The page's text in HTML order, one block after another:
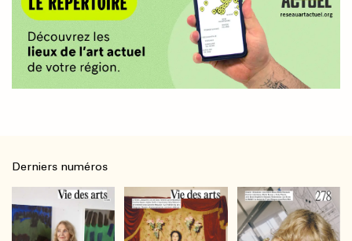
Derniers numéros